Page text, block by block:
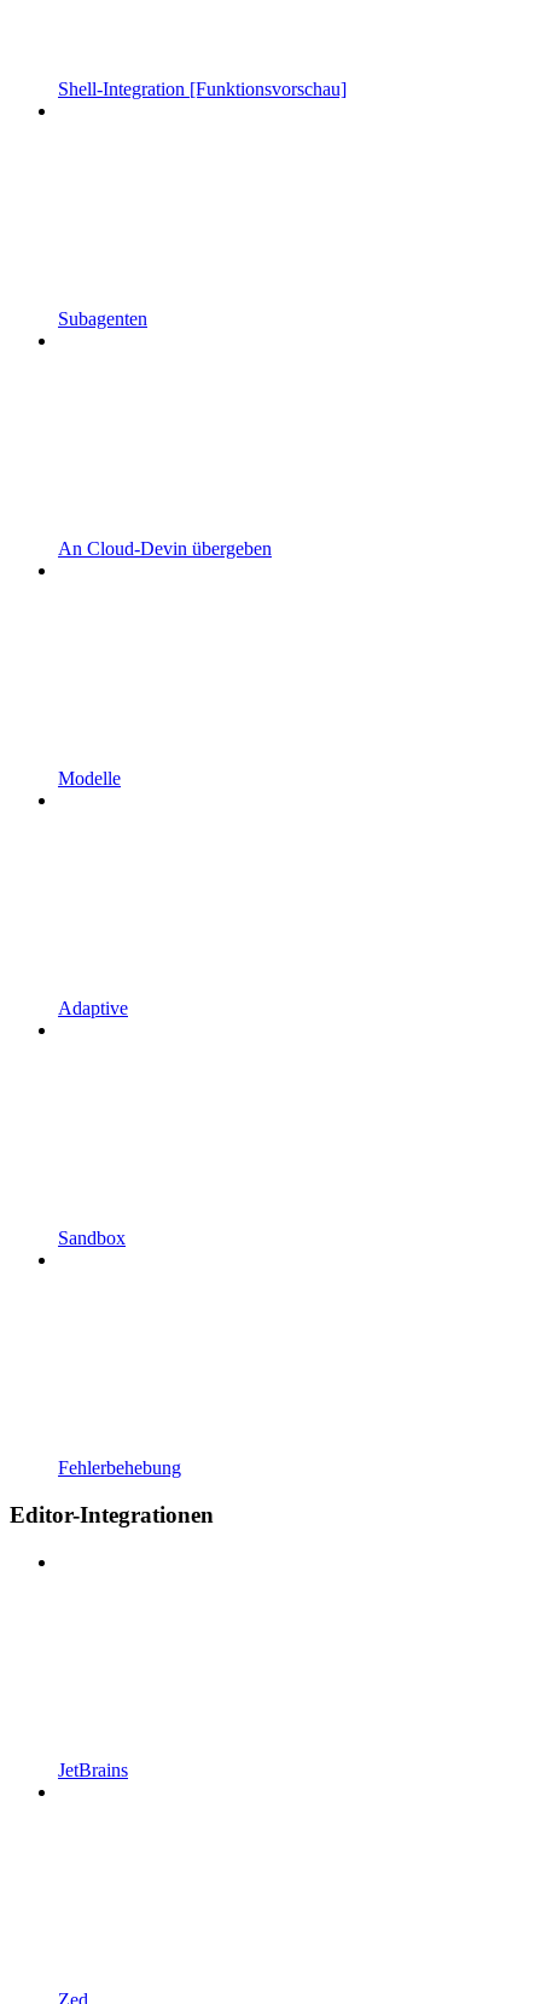
Shell-Integration [Funktionsvorschau]
Subagenten
An Cloud-Devin übergeben
Modelle
Adaptive
Sandbox
Fehlerbehebung
Editor-Integrationen
JetBrains
Zed